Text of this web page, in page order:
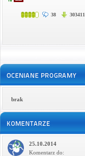
38 303411
brak
25.10.2014
Komentarz do: